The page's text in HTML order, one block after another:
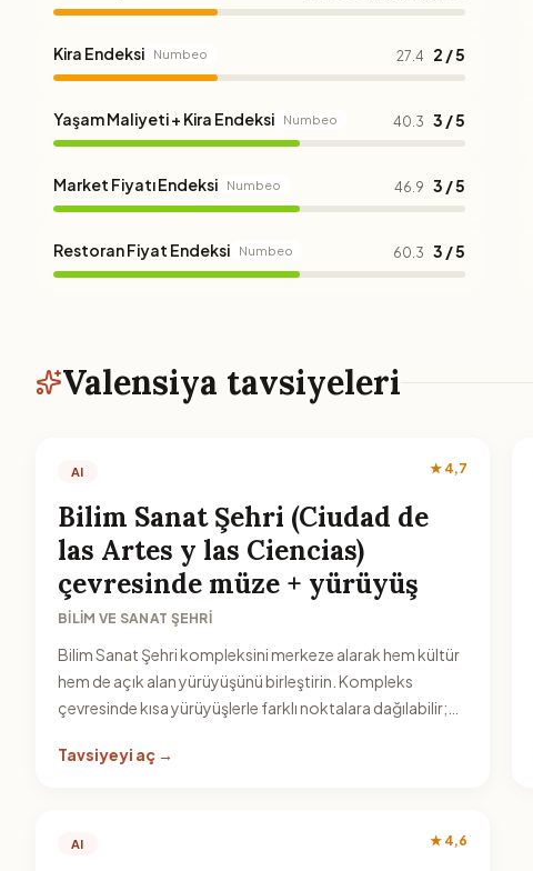
Kira Endeksi Numbeo 27.4 2 / 5
Yaşam Maliyeti + Kira Endeksi Numbeo 40.3 3 / 5
Market Fiyatı Endeksi Numbeo 46.9 3 / 5
Restoran Fiyat Endeksi Numbeo 60.3 3 / 5
Valensiya tavsiyeleri
AI ★ 4,7
Bilim Sanat Şehri (Ciudad de
las Artes y las Ciencias)
çevresinde müze + yürüyüş
BILIM VE SANAT ŞEHRI
Bilim Sanat Şehri kompleksini merkeze alarak hem kültür
hem de açık alan yürüyüşünü birleştirin. Kompleks
çevresinde kısa yürüyüşlerle farklı noktalara dağılabilir;
gezisine yer açabilirsiniz.
Tavsiyeyi aç →
AI ★ 4,6